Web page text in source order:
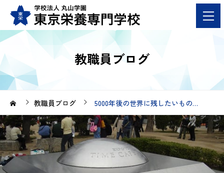
教職員ブログ
教職員ブログ 5000年後の世界に残したいもの…